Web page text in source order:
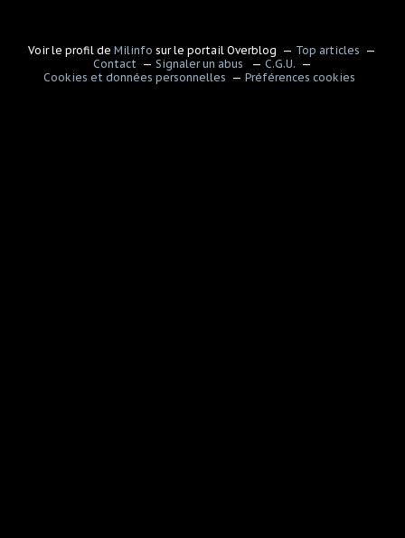
Voir le profil deMilinfo sur le portail Overblog
Top articles
Contact
Signaler un abus
C.G.U.
Cookies et données personnelles
Préférences cookies